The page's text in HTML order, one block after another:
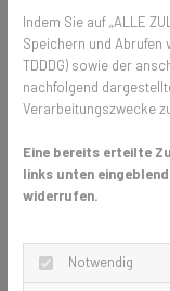
Aluminiumeckwinkeln
garantiert eine hohe
Verbindung der
Auch die
Montage
Transpatec-Gewebe,
der Schutz vor
Indem Sie auf „ALLE
Speichern und Abrufen
TDDDG) sowie der
nachfolgend
Verarbeitungszwecke
Eine bereits erteilte
links unten
widerrufen.
Notwendig